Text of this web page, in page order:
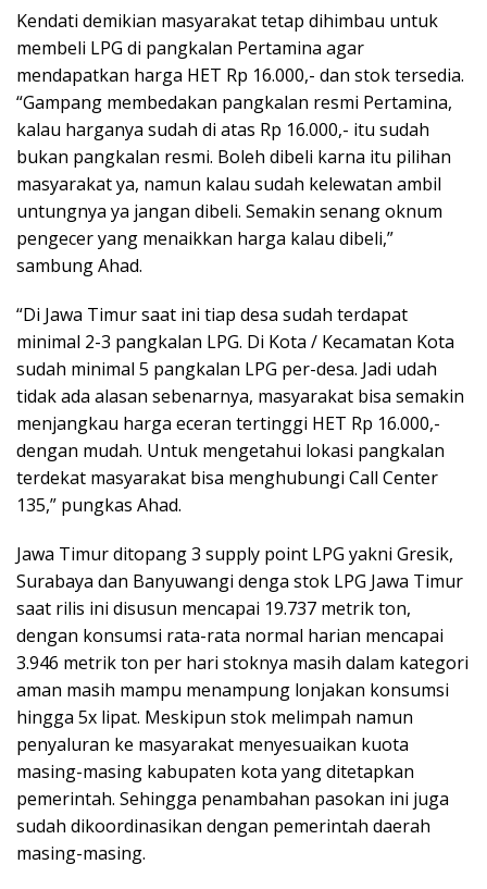
Kendati demikian masyarakat tetap dihimbau untuk
membeli LPG di pangkalan Pertamina agar
mendapatkan harga HET Rp 16.000,- dan stok tersedia.
“Gampang membedakan pangkalan resmi Pertamina,
kalau harganya sudah di atas Rp 16.000,- itu sudah
bukan pangkalan resmi. Boleh dibeli karna itu pilihan
masyarakat ya, namun kalau sudah kelewatan ambil
untungnya ya jangan dibeli. Semakin senang oknum
pengecer yang menaikkan harga kalau dibeli,”
sambung Ahad.
“Di Jawa Timur saat ini tiap desa sudah terdapat
minimal 2-3 pangkalan LPG. Di Kota / Kecamatan Kota
sudah minimal 5 pangkalan LPG per-desa. Jadi udah
tidak ada alasan sebenarnya, masyarakat bisa semakin
menjangkau harga eceran tertinggi HET Rp 16.000,-
dengan mudah. Untuk mengetahui lokasi pangkalan
terdekat masyarakat bisa menghubungi Call Center
135,” pungkas Ahad.
Jawa Timur ditopang 3 supply point LPG yakni Gresik,
Surabaya dan Banyuwangi denga stok LPG Jawa Timur
saat rilis ini disusun mencapai 19.737 metrik ton,
dengan konsumsi rata-rata normal harian mencapai
3.946 metrik ton per hari stoknya masih dalam kategori
aman masih mampu menampung lonjakan konsumsi
hingga 5x lipat. Meskipun stok melimpah namun
penyaluran ke masyarakat menyesuaikan kuota
masing-masing kabupaten kota yang ditetapkan
pemerintah. Sehingga penambahan pasokan ini juga
sudah dikoordinasikan dengan pemerintah daerah
masing-masing.